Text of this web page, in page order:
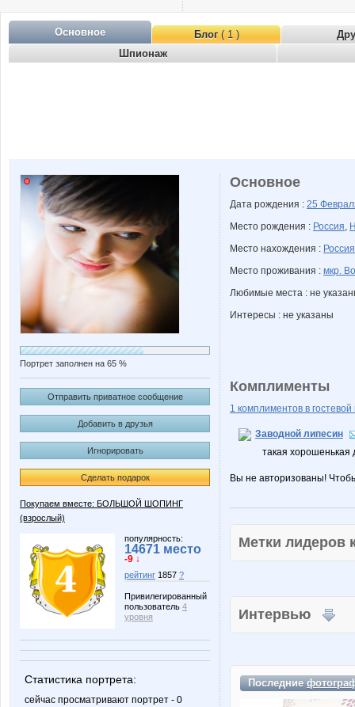
Основное Блог( 1 )
Шпионаж
Портрет заполнен на 65 %
Отправить приватное сообщение
Добавить в друзья
Игнорировать
Сделать подарок
Покупаем вместе: БОЛЬШОЙ ШОПИНГ
(взрослый)
популярность:
14671 место
-9 ↓
рейтинг 1857 ?
Привилегированный
пользователь 4
уровня
Статистика портрета:
сейчас просматривают портрет - 0
Основное
Дата рождения : 25
Место рождения : Россия,
Место нахождения : Россия
Место проживания : мкр.
Любимые места : не
Интересы : не указаны
Комплименты
1 комплиментов в гостевой
Заводной липесин
такая хорошенькая
Вы не авторизованы!
Метки
Интервью
Последние